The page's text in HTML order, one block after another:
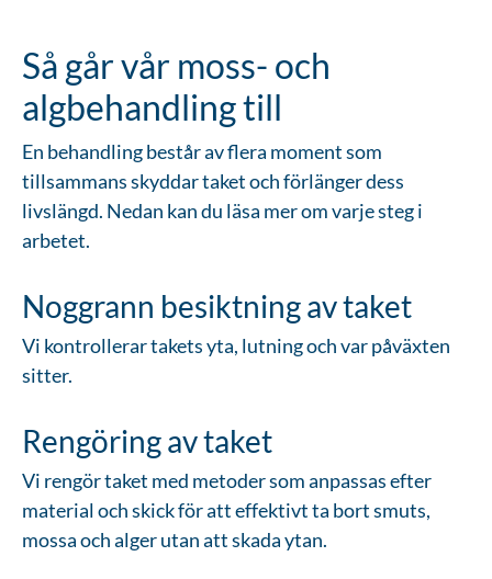
Så går vår moss- och
algbehandling till
En behandling består av flera moment som
tillsammans skyddar taket och förlänger dess
livslängd. Nedan kan du läsa mer om varje steg i
arbetet.
Noggrann besiktning av taket
Vi kontrollerar takets yta, lutning och var påväxten
sitter.
Rengöring av taket
Vi rengör taket med metoder som anpassas efter
material och skick för att effektivt ta bort smuts,
mossa och alger utan att skada ytan.